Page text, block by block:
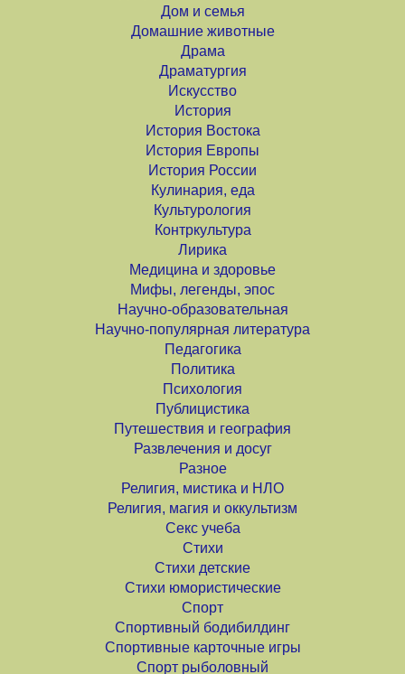
Дом и семья
Домашние животные
Драма
Драматургия
Искусство
История
История Востока
История Европы
История России
Кулинария, еда
Культурология
Контркультура
Лирика
Медицина и здоровье
Мифы, легенды, эпос
Научно-образовательная
Научно-популярная литература
Педагогика
Политика
Психология
Публицистика
Путешествия и география
Развлечения и досуг
Разное
Религия, мистика и НЛО
Религия, магия и оккультизм
Секс учеба
Стихи
Стихи детские
Стихи юмористические
Спорт
Спортивный бодибилдинг
Спортивные карточные игры
Спорт рыболовный